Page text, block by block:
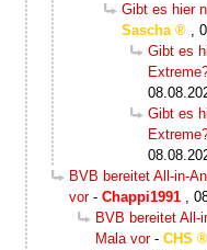
Gibt es hier
Sascha
,
Gibt es
Gibt es
BVB bereitet All-in-
vor- Chappi1991 ,
BVB bereitet All-
Mala vor- CHS